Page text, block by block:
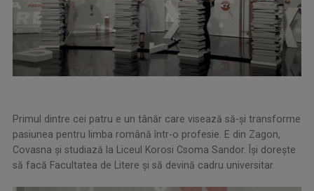
Primul dintre cei patru e un tânăr care visează să-și transforme
pasiunea pentru limba română într-o profesie. E din Zagon,
Covasna şi studiază la Liceul Korosi Csoma Sandor. Îşi doreşte
să facă Facultatea de Litere şi să devină cadru universitar.